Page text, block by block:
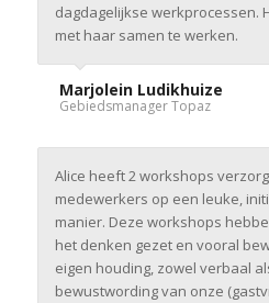
dagdagelijkse werkprocessen.
met haar samen te werken.
Marjolein Ludikhuize
Gebiedsmanager Topaz
Alice heeft 2 workshops
medewerkers op een leuke,
manier. Deze workshops
het denken gezet en vooral
eigen houding, zowel verbaal
bewustwording van onze